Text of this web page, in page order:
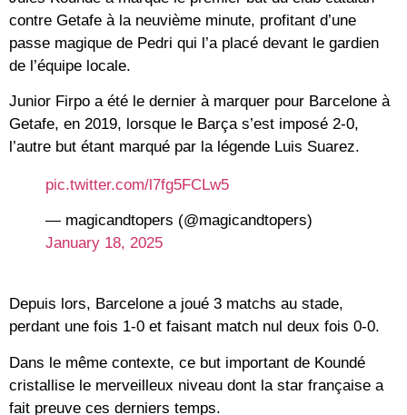
contre Getafe à la neuvième minute, profitant d’une
passe magique de Pedri qui l’a placé devant le gardien
de l’équipe locale.
Junior Firpo a été le dernier à marquer pour Barcelone à
Getafe, en 2019, lorsque le Barça s’est imposé 2-0,
l’autre but étant marqué par la légende Luis Suarez.
pic.twitter.com/l7fg5FCLw5
— magicandtopers (@magicandtopers)
January 18, 2025
Depuis lors, Barcelone a joué 3 matchs au stade,
perdant une fois 1-0 et faisant match nul deux fois 0-0.
Dans le même contexte, ce but important de Koundé
cristallise le merveilleux niveau dont la star française a
fait preuve ces derniers temps.